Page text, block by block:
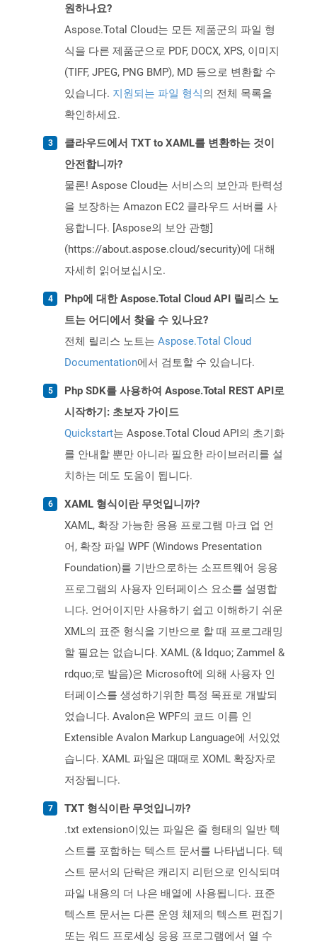
원하나요?
Aspose.Total Cloud는 모든 제품군의 파일 형
식을 다른 제품군으로 PDF, DOCX, XPS, 이미지
(TIFF, JPEG, PNG BMP), MD 등으로 변환할 수
있습니다. 지원되는 파일 형식의 전체 목록을
확인하세요.
클라우드에서 TXT to XAML를 변환하는 것이
안전합니까?
물론! Aspose Cloud는 서비스의 보안과 탄력성
을 보장하는 Amazon EC2 클라우드 서버를 사
용합니다. [Aspose의 보안 관행]
(https://about.aspose.cloud/security)에 대해
자세히 읽어보십시오.
Php에 대한 Aspose.Total Cloud API 릴리스 노
트는 어디에서 찾을 수 있나요?
전체 릴리스 노트는 Aspose.Total Cloud
Documentation에서 검토할 수 있습니다.
Php SDK를 사용하여 Aspose.Total REST API로
시작하기: 초보자 가이드
Quickstart는 Aspose.Total Cloud API의 초기화
를 안내할 뿐만 아니라 필요한 라이브러리를 설
치하는 데도 도움이 됩니다.
XAML 형식이란 무엇입니까?
XAML, 확장 가능한 응용 프로그램 마크 업 언
어, 확장 파일 WPF (Windows Presentation
Foundation)를 기반으로하는 소프트웨어 응용
프로그램의 사용자 인터페이스 요소를 설명합
니다. 언어이지만 사용하기 쉽고 이해하기 쉬운
XML의 표준 형식을 기반으로 할 때 프로그래밍
할 필요는 없습니다. XAML (& ldquo; Zammel &
rdquo;로 발음)은 Microsoft에 의해 사용자 인
터페이스를 생성하기위한 특정 목표로 개발되
었습니다. Avalon은 WPF의 코드 이름 인
Extensible Avalon Markup Language에 서있었
습니다. XAML 파일은 때때로 XOML 확장자로
저장됩니다.
TXT 형식이란 무엇입니까?
.txt extension이있는 파일은 줄 형태의 일반 텍
스트를 포함하는 텍스트 문서를 나타냅니다. 텍
스트 문서의 단락은 캐리지 리턴으로 인식되며
파일 내용의 더 나은 배열에 사용됩니다. 표준
텍스트 문서는 다른 운영 체제의 텍스트 편집기
또는 워드 프로세싱 응용 프로그램에서 열 수